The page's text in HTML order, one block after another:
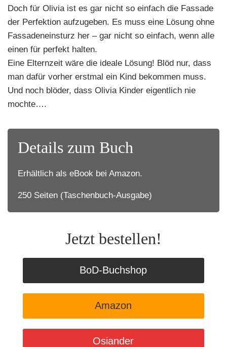
Doch für Olivia ist es gar nicht so einfach die Fassade
der Perfektion aufzugeben. Es muss eine Lösung ohne
Fassadeneinsturz her – gar nicht so einfach, wenn alle
einen für perfekt halten.
Eine Elternzeit wäre die ideale Lösung! Blöd nur, dass
man dafür vorher erstmal ein Kind bekommen muss.
Und noch blöder, dass Olivia Kinder eigentlich nie
mochte….
Details zum Buch
Erhältlich als eBook bei Amazon.
250 Seiten (Taschenbuch-Ausgabe)
Jetzt bestellen!
BoD-Buchshop
Amazon
Osiander